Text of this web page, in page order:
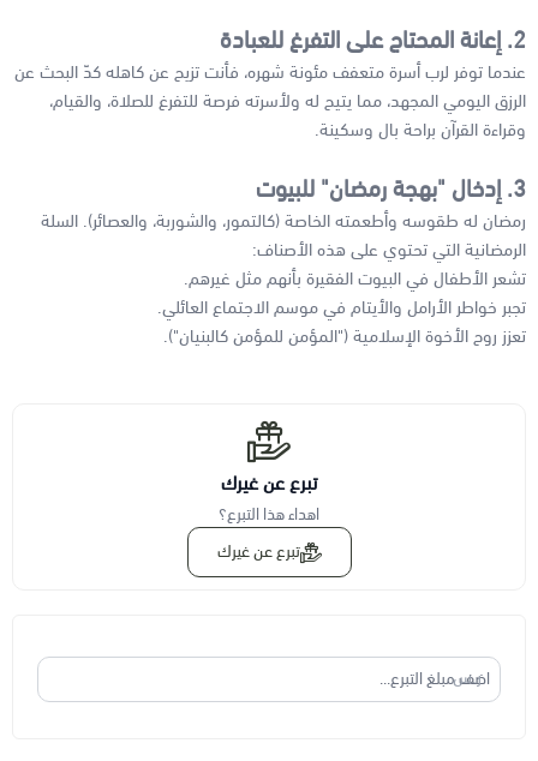
2. إعانة المحتاج على التفرغ للعبادة
عندما توفر لرب أسرة متعفف مئونة شهره، فأنت تزيح عن كاهله كدّ البحث عن
الرزق اليومي المجهد، مما يتيح له ولأسرته فرصة للتفرغ للصلاة، والقيام،
وقراءة القرآن براحة بال وسكينة.
3. إدخال "بهجة رمضان" للبيوت
رمضان له طقوسه وأطعمته الخاصة (كالتمور، والشوربة، والعصائر). السلة
الرمضانية التي تحتوي على هذه الأصناف:
تشعر الأطفال في البيوت الفقيرة بأنهم مثل غيرهم.
تجبر خواطر الأرامل والأيتام في موسم الاجتماع العائلي.
تعزز روح الأخوة الإسلامية ("المؤمن للمؤمن كالبنيان").
تبرع عن غيرك
اهداء هذا التبرع؟
تبرع عن غيرك
ر.س